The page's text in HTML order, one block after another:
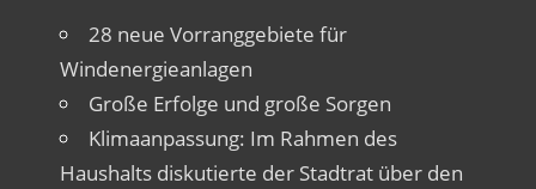
28 neue Vorranggebiete für
Windenergieanlagen
Große Erfolge und große Sorgen
Klimaanpassung: Im Rahmen des
Haushalts diskutierte der Stadtrat über den